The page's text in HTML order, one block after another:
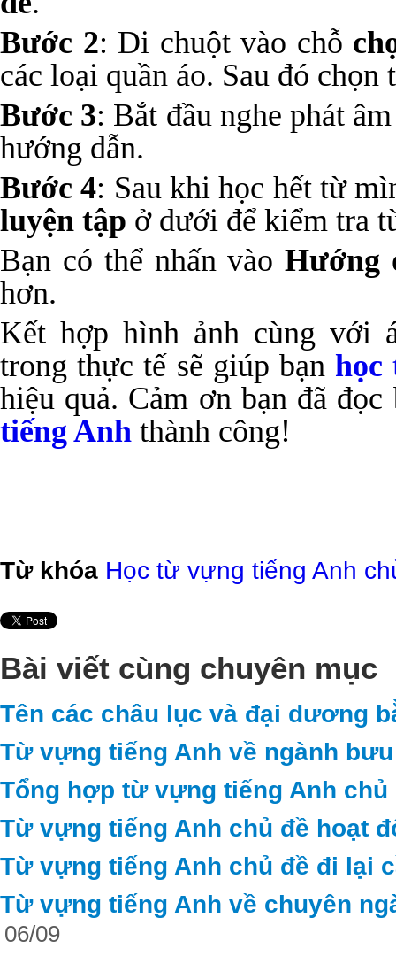
Bước 2: Di chuột vào chỗ
các loại quần áo. Sau đó
Bước 3: Bắt đầu nghe phát
hướng dẫn.
Bước 4: Sau khi học hết từ
luyện tập ở dưới để kiểm tra
Bạn có thể nhấn vàoHướng
hơn.
Kết hợp hình ảnh cùng với
trong thực tế sẽ giúp bạn học
hiệu quả. Cảm ơn bạn đã
tiếng Anh thành công!
Từ khóa Học từ vựng tiếng Anh
Bài viết cùng chuyên mục
Tên các châu lục và đại dương
Từ vựng tiếng Anh về ngành
Tổng hợp từ vựng tiếng Anh chủ
Từ vựng tiếng Anh chủ đề hoạt
Từ vựng tiếng Anh chủ đề đi lại
Từ vựng tiếng Anh về chuyên
06/09